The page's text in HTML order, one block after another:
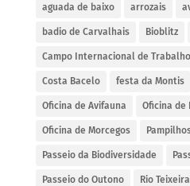
aguada de baixo arrozais
badio de Carvalhais Bioblitz
Campo Internacional de Trabalho
Costa Bacelo festa da Montis
Oficina de Avifauna Oficina de
Oficina de Morcegos
Passeio da Biodiversidade
Passeio do Outono Rio Teixeira